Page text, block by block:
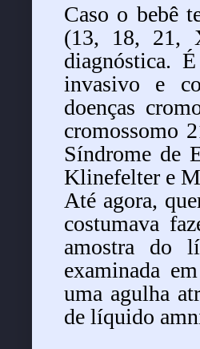
Caso o bebê
(13, 18, 21,
diagnóstica.
invasivo e
doenças
cromossomo
Síndrome de
Klinefelter e
Até agora,
costumava
amostra do
examinada
uma agulha
de líquido